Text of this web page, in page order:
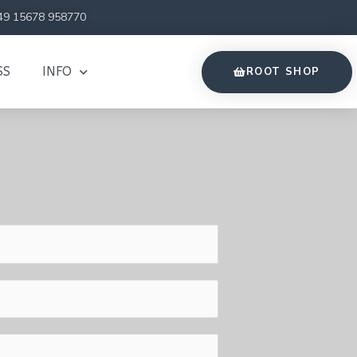
15678 958770
INFO ROOT SHOP